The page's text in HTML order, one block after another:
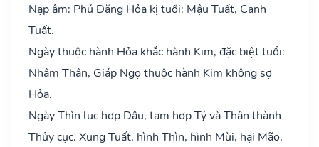
Nạp âm: Phú Đăng Hỏa kị tuổi: Mậu Tuất, Canh
Tuất.
Ngày thuộc hành Hỏa khắc hành Kim, đặc biệt tuổi:
Nhâm Thân, Giáp Ngọ thuộc hành Kim không sợ
Hỏa.
Ngày Thìn lục hợp Dậu, tam hợp Tý và Thân thành
Thủy cục. Xung Tuất, hình Thìn, hình Mùi, hại Mão,